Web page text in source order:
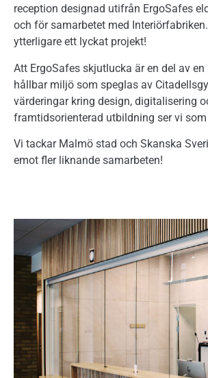
reception designad utifrån ErgoSafes
och för samarbetet med
ytterligare ett lyckat projekt!
Att ErgoSafes skjutlucka är en del av
hållbar miljö som speglas av
värderingar kring design, digitalisering
framtidsorienterad utbildning ser vi som
Vi tackar Malmö stad och Skanska
emot fler liknande samarbeten!